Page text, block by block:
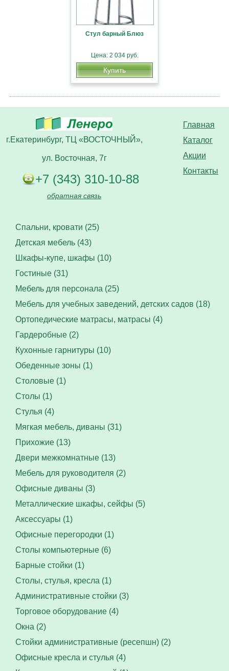
Стул барный Блюз
Цена: 2 034 руб.
Купить
Главная
Каталог
Акции
Контакты
г.Екатеринбург, ТЦ «ВОСТОЧНЫЙ»,
ул. Восточная, 7г
+7 (343) 310-10-88
обратная связь
Спальни, кровати (25)
Детская мебель (43)
Шкафы-купе, шкафы (10)
Гостиные (31)
Мебель для персонала (25)
Мебель для учебных заведений, детских садов (18)
Ортопедические матрасы, матрасы (4)
Гардеробные (2)
Кухонные гарнитуры (10)
Обеденные зоны (1)
Столовые (1)
Столы (1)
Стулья (4)
Мягкая мебель, диваны (31)
Прихожие (13)
Двери межкомнатные (13)
Мебель для руководителя (2)
Офисные диваны (3)
Металлические шкафы, сейфы (5)
Аксессуары (1)
Офисные перегородки (1)
Столы компьютерные (6)
Барные стойки (1)
Столы, стулья, кресла (1)
Административные стойки (3)
Торговое оборудование (4)
Окна (2)
Стойки административные (ресепшн) (2)
Офисные кресла и стулья (4)